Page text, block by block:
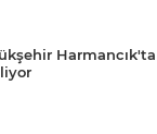
Harmancık'ta